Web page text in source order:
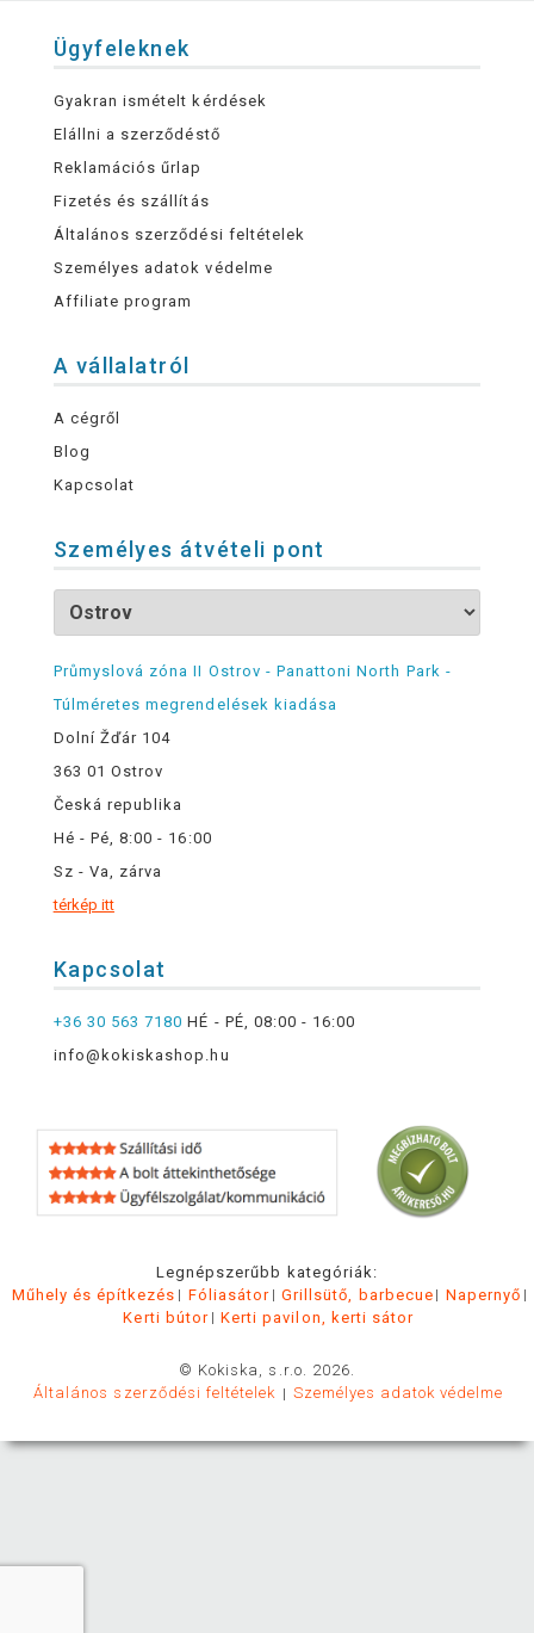
Ügyfeleknek
Gyakran ismételt kérdések
Elállni a szerződéstő
Reklamációs űrlap
Fizetés és szállítás
Általános szerződési feltételek
Személyes adatok védelme
Affiliate program
A vállalatról
A cégről
Blog
Kapcsolat
Személyes átvételi pont
Průmyslová zóna II Ostrov - Panattoni North Park -
Túlméretes megrendelések kiadása
Dolní Žďár 104
363 01 Ostrov
Česká republika
Hé - Pé, 8:00 - 16:00
Sz - Va, zárva
térkép itt
Kapcsolat
+36 30 563 7180 HÉ - PÉ, 08:00 - 16:00
info@kokiskashop.hu
Legnépszerűbb kategóriák:
Műhely és építkezés
Fóliasátor Grillsütő, barbecue
Napernyő
Kerti bútor
Kerti pavilon, kerti sátor
© Kokiska, s.r.o. 2026.
Általános szerződési feltételek
Személyes adatok védelme